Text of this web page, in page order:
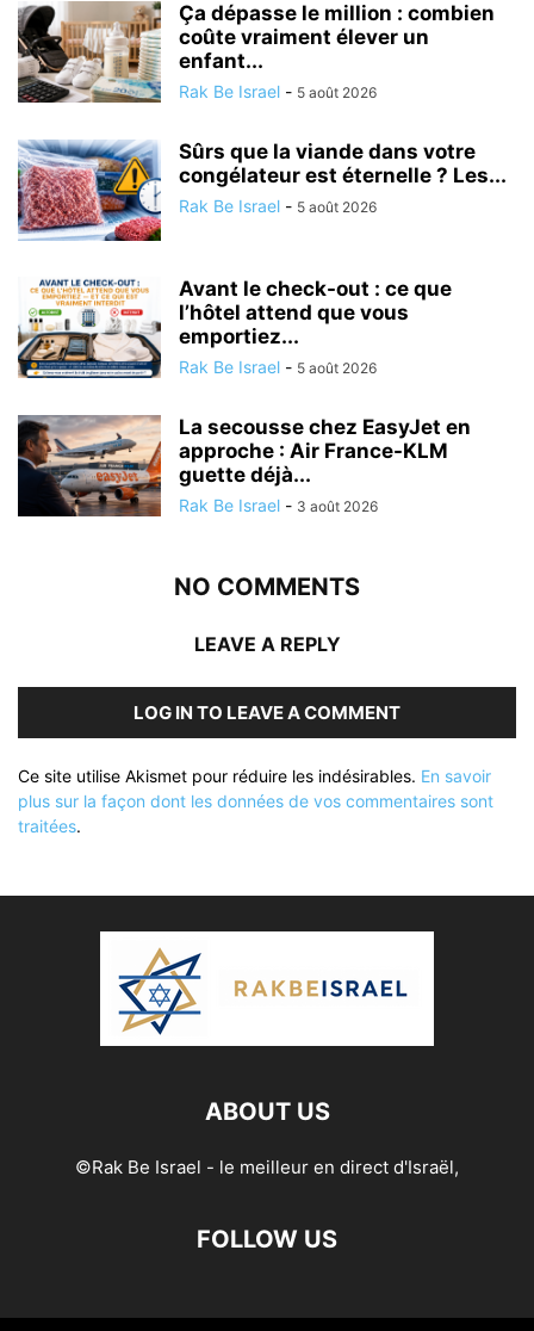
Ça dépasse le million : combien
coûte vraiment élever un
enfant...
Rak Be Israel - 5 août 2026
Sûrs que la viande dans votre
congélateur est éternelle ? Les...
Rak Be Israel - 5 août 2026
Avant le check-out : ce que
l’hôtel attend que vous
emportiez...
Rak Be Israel - 5 août 2026
La secousse chez EasyJet en
approche : Air France-KLM
guette déjà...
Rak Be Israel - 3 août 2026
NO COMMENTS
LEAVE A REPLY
LOG IN TO LEAVE A COMMENT
Ce site utilise Akismet pour réduire les indésirables. En savoir
plus sur la façon dont les données de vos commentaires sont
traitées.
ABOUT US
©Rak Be Israel - le meilleur en direct d'Israël,
FOLLOW US